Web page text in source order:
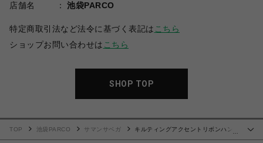
店舗名
池袋PARCO
特定商取引法など法令に基づく表記は こちら
ショップお問い合わせは こちら
SHOP TOP
TOP 池袋PARCO サマンサベガ
キルティングアクセントリボンハンド